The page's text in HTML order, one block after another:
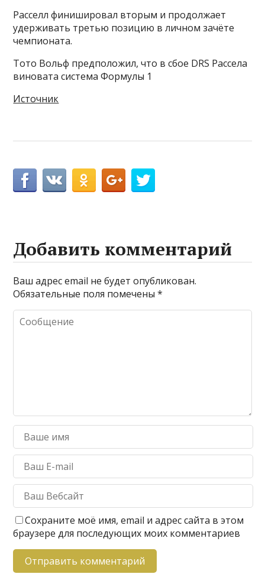
Расселл финишировал вторым и продолжает
удерживать третью позицию в личном зачёте
чемпионата.
Тото Вольф предположил, что в сбое DRS Рассела
виновата система Формулы 1
Источник
Добавить комментарий
Ваш адрес email не будет опубликован.
Обязательные поля помечены*
Сохраните моё имя, email и адрес сайта в этом
браузере для последующих моих комментариев